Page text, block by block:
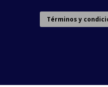
Términos y